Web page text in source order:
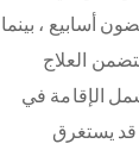
أسابيع ، بينما
العلاج
الإقامة في
قد يستغرق